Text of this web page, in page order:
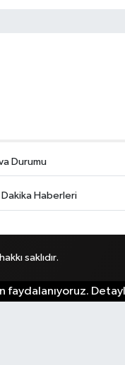
Durumu
Dakika Haberleri
saklıdır.